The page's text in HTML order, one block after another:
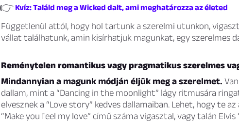
👉 Kvíz: Találd meg a Wicked dalt, ami meghatározza az életed
Függetlenül attól, hogy hol tartunk a szerelmi utunkon,
vállat találhatunk, amin kisírhatjuk magunkat, egy szerelmes
Reménytelen romantikus vagy pragmatikus szerelmes
Mindannyian a magunk módján éljük meg a szerelmet.
dallam, mint a “Dancing in the moonlight” lágy ritmusára
elvesznek a “Love story” kedves dallamaiban. Lehet, hogy te
“Make you feel my love” című száma vigasztal, vagy talán Elvis